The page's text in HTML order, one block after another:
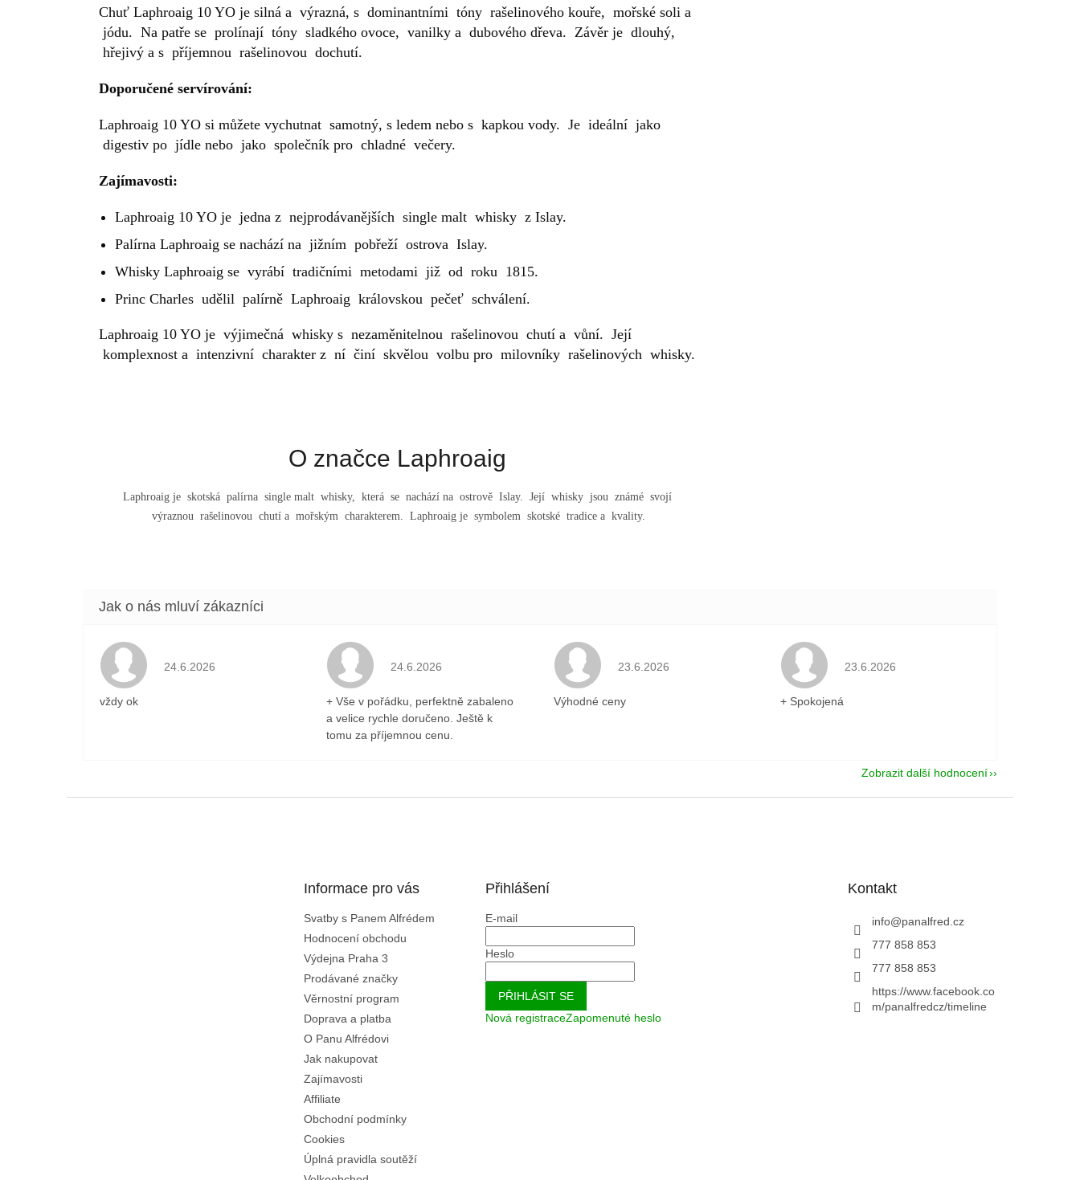
Chuť Laphroaig 10 YO je silná a výrazná, s dominantními tóny rašelinového kouře, mořské soli a
jódu. Na patře se prolínají tóny sladkého ovoce, vanilky a dubového dřeva. Závěr je dlouhý,
hřejivý a s příjemnou rašelinovou dochutí.
Doporučené servírování:
Laphroaig 10 YO si můžete vychutnat samotný, s ledem nebo s kapkou vody. Je ideální jako
digestiv po jídle nebo jako společník pro chladné večery.
Zajímavosti:
Laphroaig 10 YO je jedna z nejprodávanějších single malt whisky z Islay.
Palírna Laphroaig se nachází na jižním pobřeží ostrova Islay.
Whisky Laphroaig se vyrábí tradičními metodami již od roku 1815.
Princ Charles udělil palírně Laphroaig královskou pečeť schválení.
Laphroaig 10 YO je výjimečná whisky s nezaměnitelnou rašelinovou chutí a vůní. Její
komplexnost a intenzivní charakter z ní činí skvělou volbu pro milovníky rašelinových whisky.
O značce Laphroaig
Laphroaig je skotská palírna single malt whisky, která se nachází na ostrově Islay. Její whisky jsou známé svojí
výraznou rašelinovou chutí a mořským charakterem. Laphroaig je symbolem skotské tradice a kvality.
Hodnocení obchodu je 5 z 5 hvězdiček.
24.6.2026
vždy ok
Hodnocení obchodu je 5 z 5 hvězdiček.
24.6.2026
+ Vše v pořádku, perfektně zabaleno
a velice rychle doručeno. Ještě k
tomu za příjemnou cenu.
Hodnocení obchodu je 5 z 5 hvězdiček.
23.6.2026
Výhodné ceny
Hodnocení obchodu je 5 z 5 hvězdiček.
23.6.2026
+ Spokojená
Zobrazit další hodnocení
Informace pro vás
Svatby s Panem Alfrédem
Hodnocení obchodu
Výdejna Praha 3
Prodávané značky
Věrnostní program
Doprava a platba
O Panu Alfrédovi
Jak nakupovat
Zajímavosti
Affiliate
Obchodní podmínky
Cookies
Úplná pravidla soutěží
Přihlášení
E-mail
Heslo
PŘIHLÁSIT SE
Nová registraceZapomenuté heslo
Kontakt
info@panalfred.cz
777 858 853
777 858 853
https://www.facebook.co
m/panalfredcz/timeline